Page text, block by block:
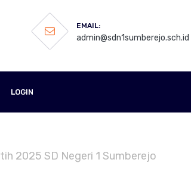
EMAIL:
admin@sdn1sumberejo.sch.id
LOGIN
2025 SD Negeri 1 Sumberejo